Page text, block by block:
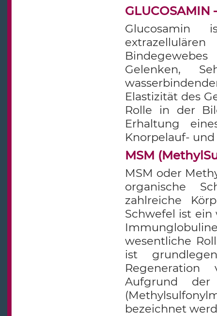
Gelenken,
Elastizität des
Rolle in der
Erhaltung
Knorpelauf-
MSM
MSM oder
organische
zahlreiche
Schwefel ist
wesentliche
ist
Regeneration
Aufgrund
bezeichnet